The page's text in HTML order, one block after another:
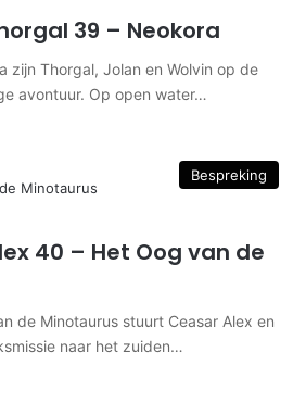
39 – Neokora
zijn Thorgal, Jolan en Wolvin op de
avontuur. Op open water…
Bespreking
40 – Het Oog van de
de Minotaurus stuurt Ceasar Alex en
naar het zuiden…